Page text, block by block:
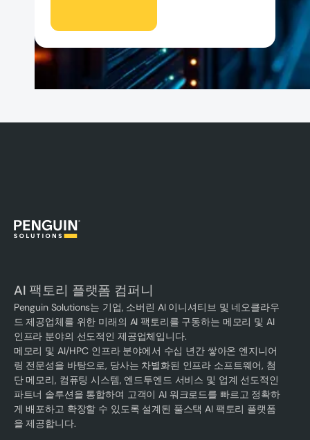
AI 팩토리 플랫폼 컴퍼니
Penguin Solutions는 기업, 소버린 AI 이니셔티브 및 네오클라우
드 제공업체를 위한 미래의 AI 팩토리를 구동하는 메모리 및 AI
인프라 분야의 선도적인 제공업체입니다.
메모리 및 AI/HPC 인프라 분야에서 수십 년간 쌓아온 엔지니어
링 전문성을 바탕으로, 당사는 차별화된 인프라 소프트웨어, 첨
단 메모리, 컴퓨팅 시스템, 엔드투엔드 서비스 및 업계 선도적인
파트너 솔루션을 통합하여 고객이 AI 워크로드를 빠르고 정확하
게 배포하고 확장할 수 있도록 설계된 풀스택 AI 팩토리 플랫폼
을 제공합니다.